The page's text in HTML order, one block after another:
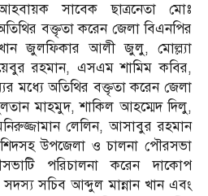
সাবেক ছাত্রনেতা মোঃ
বক্তৃতা করেন জেলা বিএনপির
জুলফিকার আলী জুলু, মোল্ল্যা
রহমান, এসএম শামিম কবির,
মধ্যে অতিথির বক্তৃতা করেন জেলা
মাহমুদ, শাকিল আহম্মেদ দিলু,
লেলিন, আসাবুর রহমান
উপজেলা ও চালনা পৌরসভা
পরিচালনা করেন দাকোপ
সচিব আব্দুল মান্নান খান এবং